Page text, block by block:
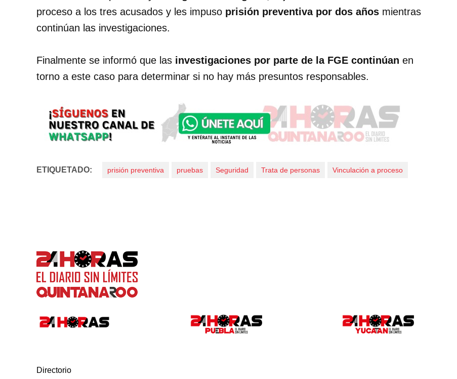
proceso a los tres acusados y les impuso prisión preventiva por dos años mientras
continúan las investigaciones.
Finalmente se informó que las investigaciones por parte de la FGE continúan en
torno a este caso para determinar si no hay más presuntos responsables.
ETIQUETADO: prisión preventiva pruebas Seguridad Trata de personas Vinculación a proceso
Directorio